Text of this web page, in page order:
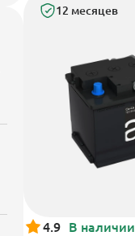
12 месяцев
4.9 В наличии